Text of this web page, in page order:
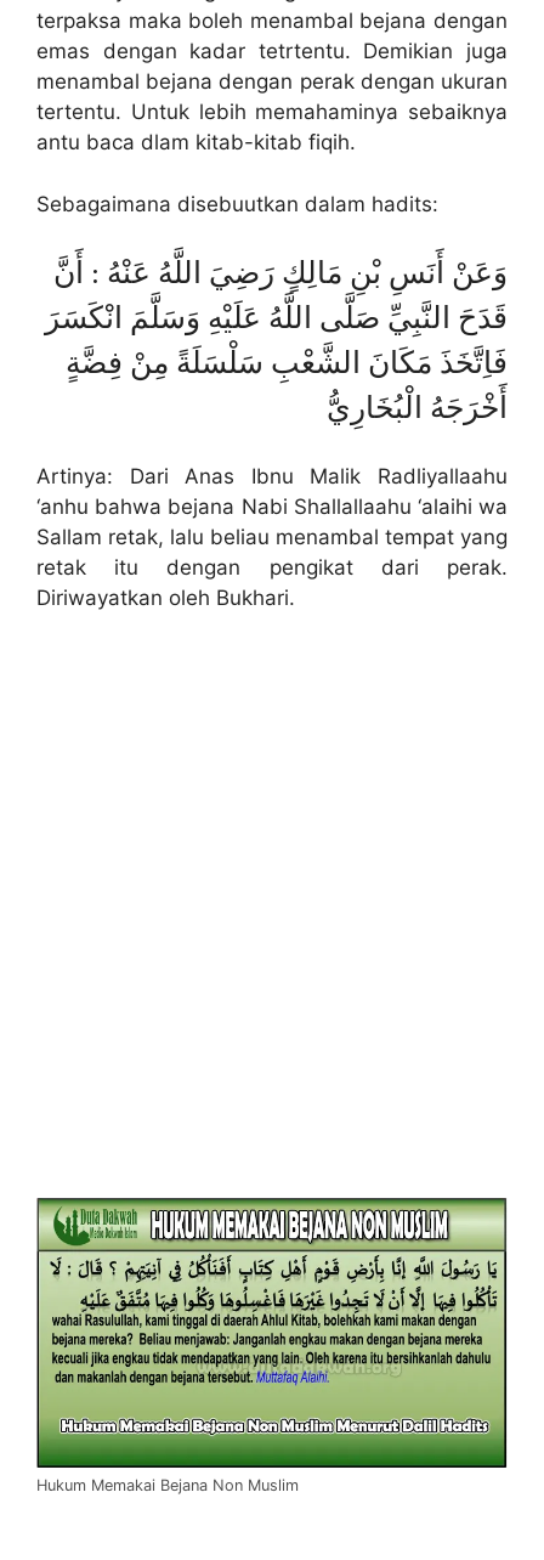
terpaksa maka boleh menambal bejana dengan
emas dengan kadar tetrtentu. Demikian juga
menambal bejana dengan perak dengan ukuran
tertentu. Untuk lebih memahaminya sebaiknya
antu baca dlam kitab-kitab fiqih.
Sebagaimana disebuutkan dalam hadits:
وَعَنْ أَنَسِ بْنِ مَالِكٍ رَضِيَ اللَّهُ عَنْهُ : أَنَّ
قَدَحَ النَّبِيِّ صَلَّى اللَّهُ عَلَيْهِ وَسَلَّمَ انْكَسَرَ
فَاِتَّخَذَ مَكَانَ الشَّعْبِ سَلْسَلَةً مِنْ فِضَّةٍ
أَخْرَجَهُ الْبُخَارِيُّ
Artinya: Dari Anas Ibnu Malik Radliyallaahu
‘anhu bahwa bejana Nabi Shallallaahu ‘alaihi wa
Sallam retak, lalu beliau menambal tempat yang
retak itu dengan pengikat dari perak.
Diriwayatkan oleh Bukhari.
Hukum Memakai Bejana Non Muslim